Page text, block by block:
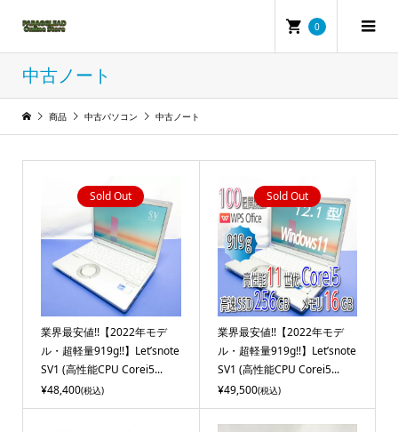
0
中古ノート
商品 中古パソコン 中古ノート
Sold Out
業界最安値!!【2022年モデ
ル・超軽量919g!!】Let’snote
SV1 (高性能CPU Corei5...
¥48,400(税込)
Sold Out
業界最安値!!【2022年モデ
ル・超軽量919g!!】Let’snote
SV1 (高性能CPU Corei5...
¥49,500(税込)